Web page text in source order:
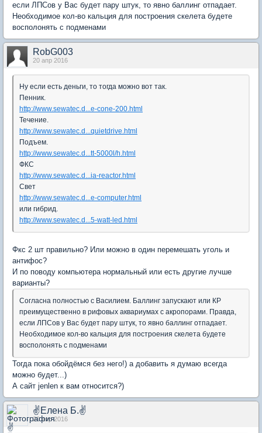
если ЛПСов у Вас будет пару штук, то явно баллинг отпадает.
Необходимое кол-во кальция для построения скелета будете
восполонять с подменами
RobG003
20 апр 2016
Ну если есть деньги, то тогда можно вот так.
Пенник.
http://www.sewatec.d...e-cone-200.html
Течение.
http://www.sewatec.d...quietdrive.html
Подъем.
http://www.sewatec.d...tt-5000l/h.html
ФКС
http://www.sewatec.d...ia-reactor.html
Свет
http://www.sewatec.d...e-computer.html
или гибрид.
http://www.sewatec.d...5-watt-led.html
Фкс 2 шт правильно? Или можно в один перемешать уголь и
антифос?
И по поводу компьютера нормальный или есть другие лучше
варианты?
Согласна полностью с Василием. Баллинг запускают или КР
преимущественно в рифовых аквариумах с акропорами. Правда,
если ЛПСов у Вас будет пару штук, то явно баллинг отпадает.
Необходимое кол-во кальция для построения скелета будете
восполонять с подменами
Тогда пока обойдёмся без него!) а добавить я думаю всегда
можно будет...)
А сайт jenlen к вам относится?)
✌Елена Б.✌
20 апр 2016